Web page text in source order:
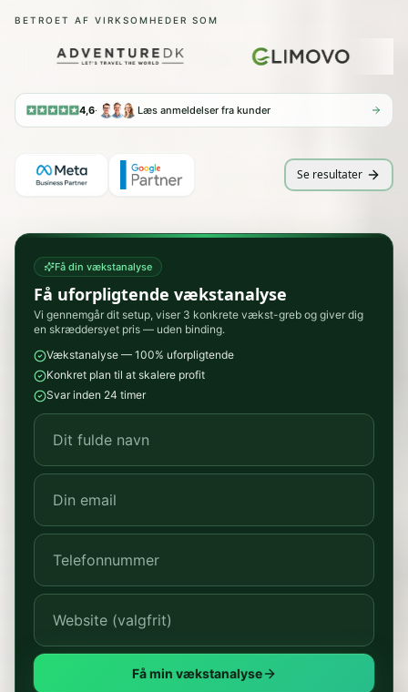
BETROET AF VIRKSOMHEDER SOM
4,6· Læs anmeldelser fra kunder
Se resultater
Få din vækstanalyse
Få uforpligtende vækstanalyse
Vi gennemgår dit setup, viser 3 konkrete vækst-greb og giver dig
en skræddersyet pris — uden binding.
Vækstanalyse — 100% uforpligtende
Konkret plan til at skalere profit
Svar inden 24 timer
Få min vækstanalyse